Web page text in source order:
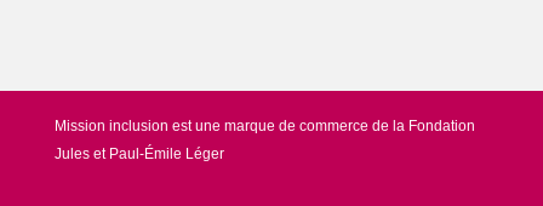
Mission inclusion est une marque de commerce de la Fondation
Jules et Paul-Émile Léger